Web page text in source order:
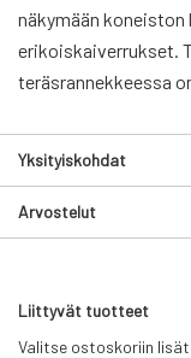
näkymään
erikoiskaiverrukset.
teräsrannekkeessa
Yksityiskohdat
Arvostelut
Liittyvät tuotteet
Valitse ostoskoriin